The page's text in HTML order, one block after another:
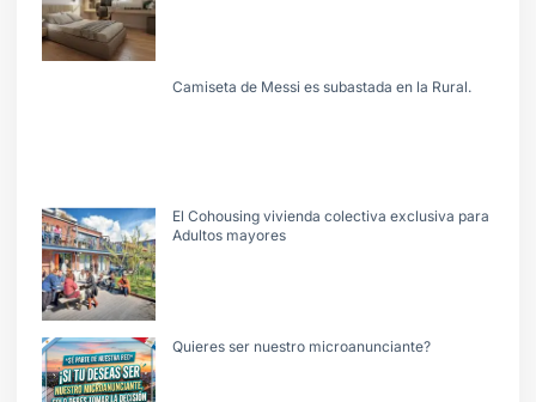
Camiseta de Messi es subastada en la Rural.
El Cohousing vivienda colectiva exclusiva para
Adultos mayores
Quieres ser nuestro microanunciante?